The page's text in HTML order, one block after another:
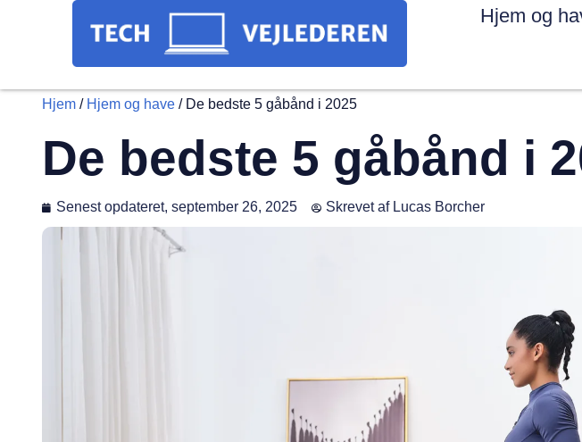
Hjem og
Hjem / Hjem og have / De bedste 5 gåbånd i 2025
De bedste 5 gåbånd i
Senest opdateret, september 26, 2025 Skrevet afLucas Borcher